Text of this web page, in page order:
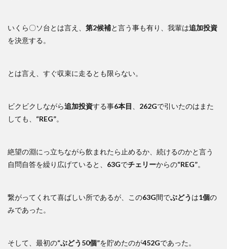
いくら〇ソ台とは言え、 第2候補と言う事も有り、我輩は追加投資
を決意する。
とは言え、すぐ収束に走るとも限らない。
ビクビクしながら追加投資する事6本目 262Gで引いたのはまた
しても、 “REG”。
絶望の淵にっ立ちながら飲まれたら止めるか、続けるのかと言う
自問自答を繰り広げていると、 63Gでチェリーからの“REG”。
繋がってくれて喜ばしい所であるが、この63G間でぶどう は1個の
みであった。
そして、最初の“ぶどう50個”を貯めたのが452Gであった。